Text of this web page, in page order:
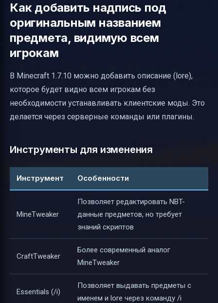
Как добавить надпись под
оригинальным названием
предмета, видимую всем
игрокам
В Minecraft 1.7.10 можно добавить описание (lore),
которое будет видно всем игрокам без
необходимости устанавливать клиентские моды. Это
делается через серверные команды или плагины.
Инструменты для изменения
Инструмент Особенности
MineTweaker
Позволяет редактировать NBT-
данные предметов, но требует
знаний скриптов
CraftTweaker
Более современный аналог
MineTweaker
Essentials (/i)
Позволяет выдавать предметы с
именем и lore через команду /i